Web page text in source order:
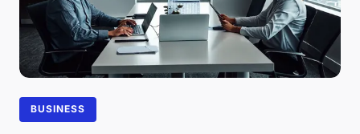
BUSINESS